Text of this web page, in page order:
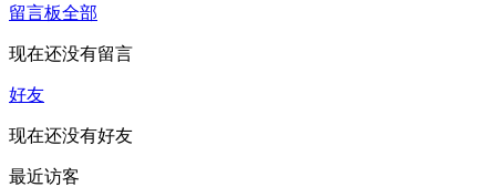
留言板全部
现在还没有留言
好友
现在还没有好友
最近访客